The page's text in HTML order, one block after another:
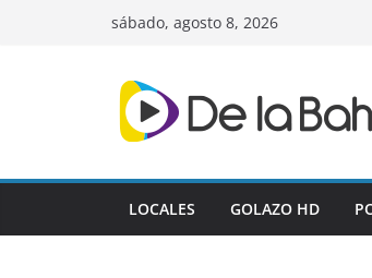
sábado, agosto 8, 2026
LOCALES GOLAZO HD